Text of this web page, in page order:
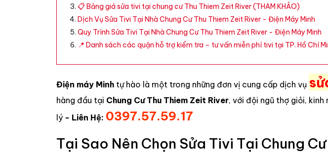
📋 Bảng giá sửa tivi tại chung cư Thu Thiem Zeit River (THAM KHẢO)
Dịch Vụ Sửa Tivi Tại Nhà Chung Cư Thu Thiem Zeit River - Điện Máy Minh
Quy Trình Sửa Tivi Tại Nhà Chung Cư Thu Thiem Zeit River - Điện Máy Minh
📍 Danh sách các quận hỗ trợ kiểm tra – tư vấn miễn phí tivi tại TP. Hồ Chí
Điện máy Minh tự hào là một trong những đơn vị cung cấp dịch vụ
hàng đầu tại Chung Cư Thu Thiem Zeit River, với đội ngũ thợ giỏi,
lý - Liên Hệ: 0397.57.59.17
Tại Sao Nên Chọn Sửa Tivi Tại Chung